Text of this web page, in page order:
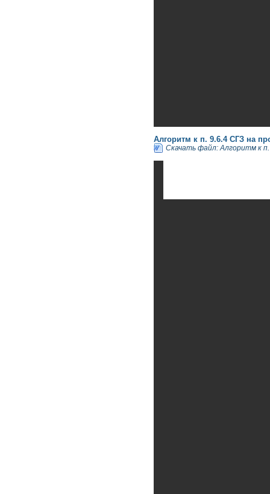
Алгоритм к п. 9.6.4 СГЗ на
Скачать файл: Алгоритм к